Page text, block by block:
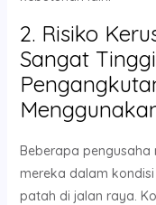
2. Risiko
Sangat
Beberapa pengusaha
mereka dalam
patah di jalan raya.